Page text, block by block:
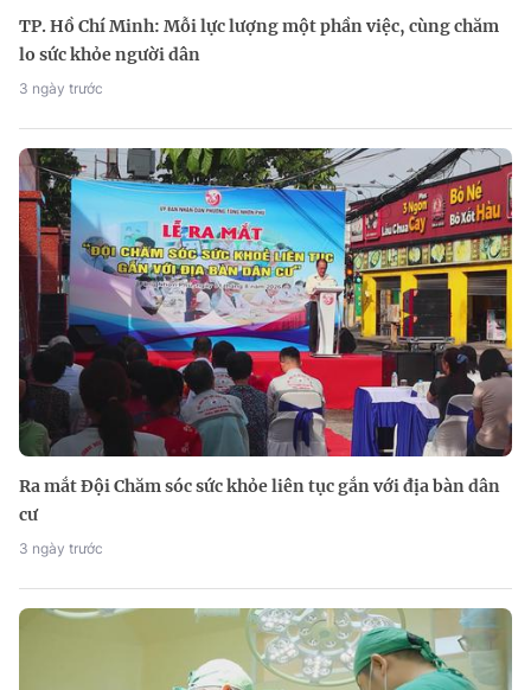
TP. Hồ Chí Minh: Mỗi lực lượng một phần việc, cùng chăm
lo sức khỏe người dân
3 ngày trước
Ra mắt Đội Chăm sóc sức khỏe liên tục gắn với địa bàn dân
cư
3 ngày trước